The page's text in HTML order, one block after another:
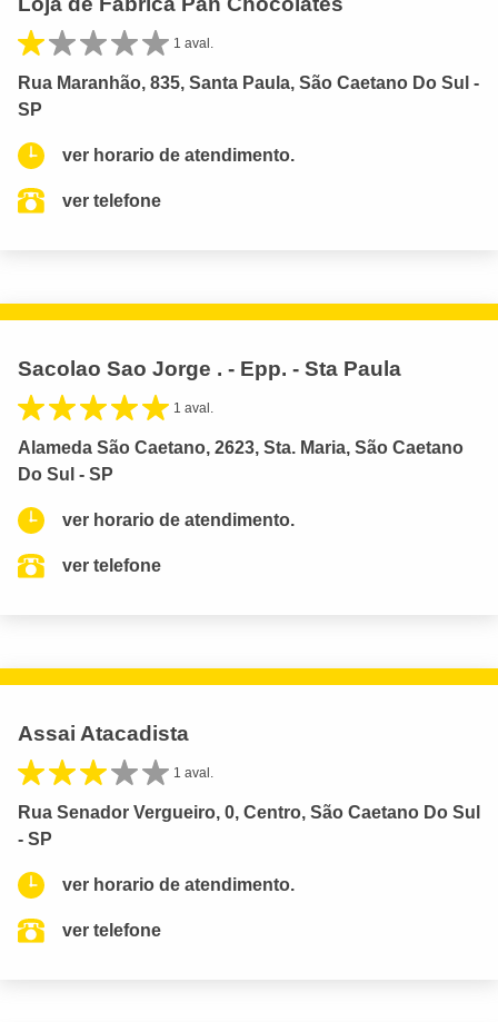
1 aval.
Rua Maranhão, 835, Santa Paula, São Caetano Do Sul -
SP
ver horario de atendimento.
ver telefone
Sacolao Sao Jorge . - Epp. - Sta Paula
1 aval.
Alameda São Caetano, 2623, Sta. Maria, São Caetano
Do Sul - SP
ver horario de atendimento.
ver telefone
Assai Atacadista
1 aval.
Rua Senador Vergueiro, 0, Centro, São Caetano Do Sul
- SP
ver horario de atendimento.
ver telefone